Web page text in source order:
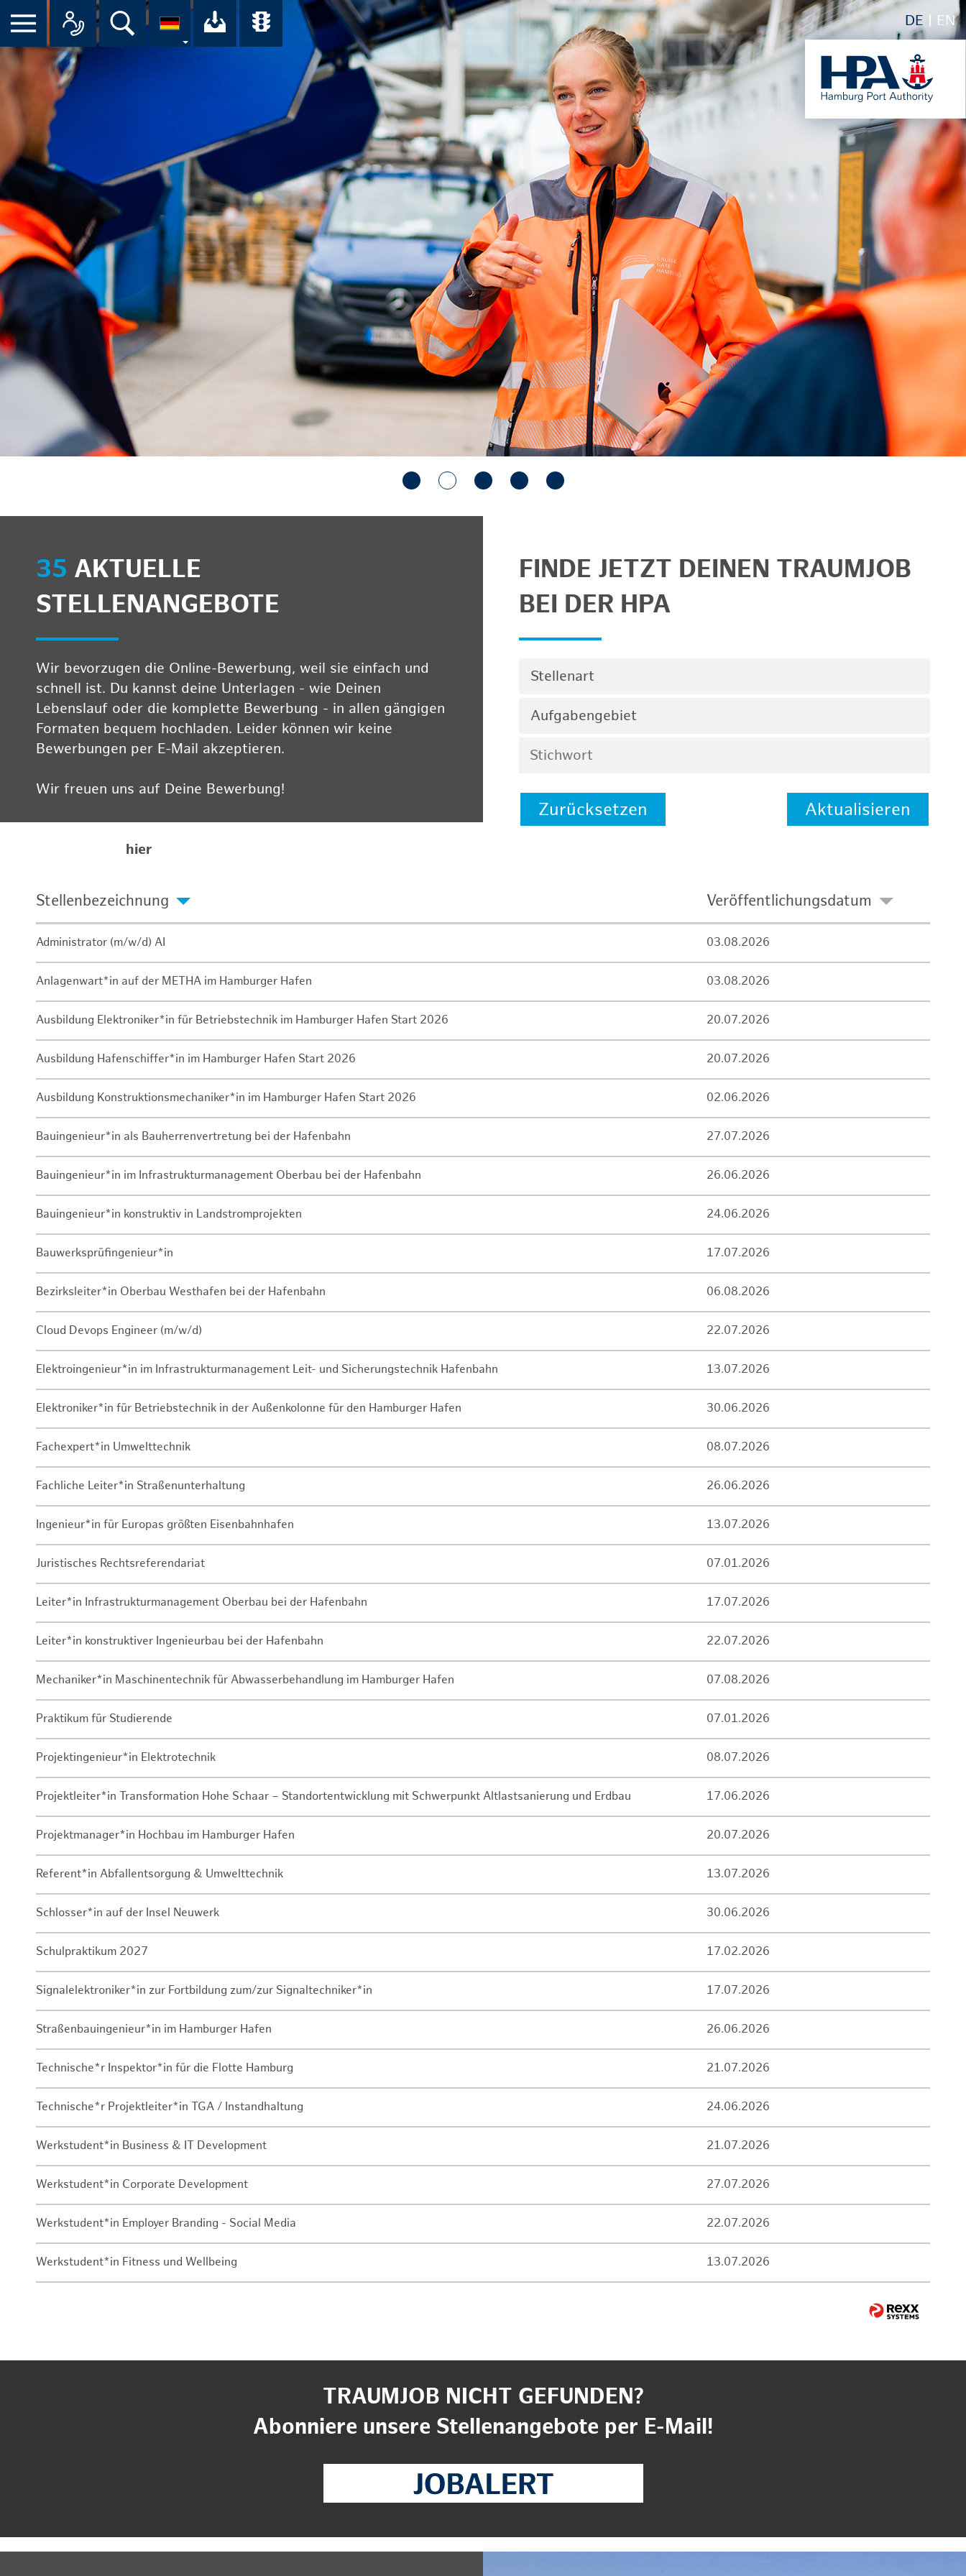
DE EN
Suche Ihr Download-Center der HPA
Übersicht aller Verkehrsmeldungen im Hafen am
35 AKTUELLE
STELLENANGEBOTE
Wir bevorzugen die Online-Bewerbung, weil sie einfach und
schnell ist. Du kannst deine Unterlagen - wie Deinen
Lebenslauf oder die komplette Bewerbung - in allen gängigen
Formaten bequem hochladen. Leider können wir keine
Bewerbungen per E-Mail akzeptieren.
Wir freuen uns auf Deine Bewerbung!
hier
FINDE JETZT DEINEN TRAUMJOB
BEI DER HPA
Stellenart
Aufgabengebiet
Zurücksetzen Aktualisieren
Stellenbezeichnung Veröffentlichungsdatum
Administrator (m/w/d) AI 03.08.2026
Anlagenwart*in auf der METHA im Hamburger Hafen 03.08.2026
Ausbildung Elektroniker*in für Betriebstechnik im Hamburger Hafen Start 2026 20.07.2026
Ausbildung Hafenschiffer*in im Hamburger Hafen Start 2026 20.07.2026
Ausbildung Konstruktionsmechaniker*in im Hamburger Hafen Start 2026 02.06.2026
Bauingenieur*in als Bauherrenvertretung bei der Hafenbahn 27.07.2026
Bauingenieur*in im Infrastrukturmanagement Oberbau bei der Hafenbahn 26.06.2026
Bauingenieur*in konstruktiv in Landstromprojekten 24.06.2026
Bauwerksprüfingenieur*in 17.07.2026
Bezirksleiter*in Oberbau Westhafen bei der Hafenbahn 06.08.2026
Cloud Devops Engineer (m/w/d) 22.07.2026
Elektroingenieur*in im Infrastrukturmanagement Leit- und Sicherungstechnik Hafenbahn 13.07.2026
Elektroniker*in für Betriebstechnik in der Außenkolonne für den Hamburger Hafen 30.06.2026
Fachexpert*in Umwelttechnik 08.07.2026
Fachliche Leiter*in Straßenunterhaltung 26.06.2026
Ingenieur*in für Europas größten Eisenbahnhafen 13.07.2026
Juristisches Rechtsreferendariat 07.01.2026
Leiter*in Infrastrukturmanagement Oberbau bei der Hafenbahn 17.07.2026
Leiter*in konstruktiver Ingenieurbau bei der Hafenbahn 22.07.2026
Mechaniker*in Maschinentechnik für Abwasserbehandlung im Hamburger Hafen 07.08.2026
Praktikum für Studierende 07.01.2026
Projektingenieur*in Elektrotechnik 08.07.2026
Projektleiter*in Transformation Hohe Schaar – Standortentwicklung mit Schwerpunkt Altlastsanierung und Erdbau 17.06.2026
Projektmanager*in Hochbau im Hamburger Hafen 20.07.2026
Referent*in Abfallentsorgung & Umwelttechnik 13.07.2026
Schlosser*in auf der Insel Neuwerk 30.06.2026
Schulpraktikum 2027 17.02.2026
Signalelektroniker*in zur Fortbildung zum/zur Signaltechniker*in 17.07.2026
Straßenbauingenieur*in im Hamburger Hafen 26.06.2026
Technische*r Inspektor*in für die Flotte Hamburg 21.07.2026
Technische*r Projektleiter*in TGA / Instandhaltung 24.06.2026
Werkstudent*in Business & IT Development 21.07.2026
Werkstudent*in Corporate Development 27.07.2026
Werkstudent*in Employer Branding - Social Media 22.07.2026
Werkstudent*in Fitness und Wellbeing 13.07.2026
TRAUMJOB NICHT GEFUNDEN?
Abonniere unsere Stellenangebote per E-Mail!